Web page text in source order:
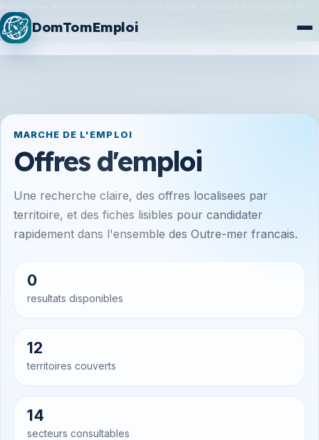
Plateforme emploi ultramarine, offres locales, annuaire employeurs et
synchronisation France Travail / Alternance.
Plan du siteFormations
DomTomEmploi
MARCHE DE L'EMPLOI
Offres d'emploi
Une recherche claire, des offres localisees par
territoire, et des fiches lisibles pour candidater
rapidement dans l'ensemble des Outre-mer francais.
0
resultats disponibles
12
territoires couverts
14
secteurs consultables